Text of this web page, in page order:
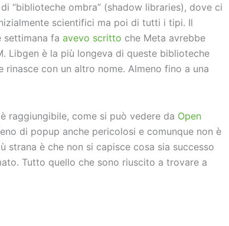
“biblioteche ombra” (shadow libraries), dove ci
scientifici ma poi di tutti i tipi. Il
settimana fa avevo scritto che Meta avrebbe
Libgen è la più longeva di queste biblioteche
con un altro nome. Almeno fino a una
raggiungibile, come si può vedere da Open
di popup anche pericolosi e comunque non è
strana è che non si capisce cosa sia successo
Tutto quello che sono riuscito a trovare a